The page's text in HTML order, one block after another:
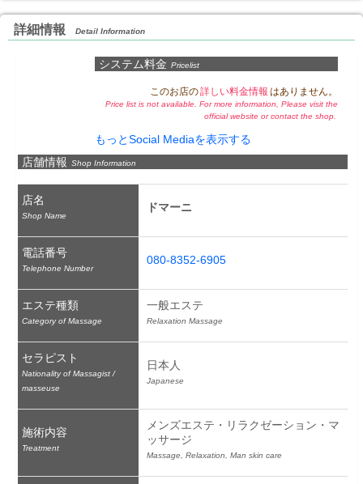
詳細情報 Detail Information
システム料金 Pricelist
このお店の詳しい料金情報 はありません。
Price list is not available. For more information, Please visit the
official website or contact the shop.
もっとSocial Mediaを表示する
店舗情報 Shop Information
店名
Shop Name
ドマーニ
電話番号
Telephone Number
080-8352-6905
エステ種類
Category of Massage
一般エステ
Relaxation Massage
セラピスト
Nationality of Massagist /
masseuse
日本人
Japanese
施術内容
Treatment
メンズエステ・リラクゼーション・マ
ッサージ
Massage, Relaxation, Man skin care